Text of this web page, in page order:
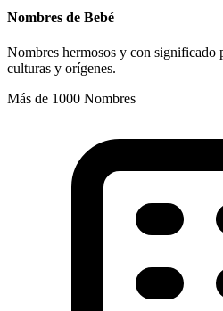
Nombres de Bebé
Nombres hermosos y con significado
culturas y orígenes.
Más de 1000 Nombres